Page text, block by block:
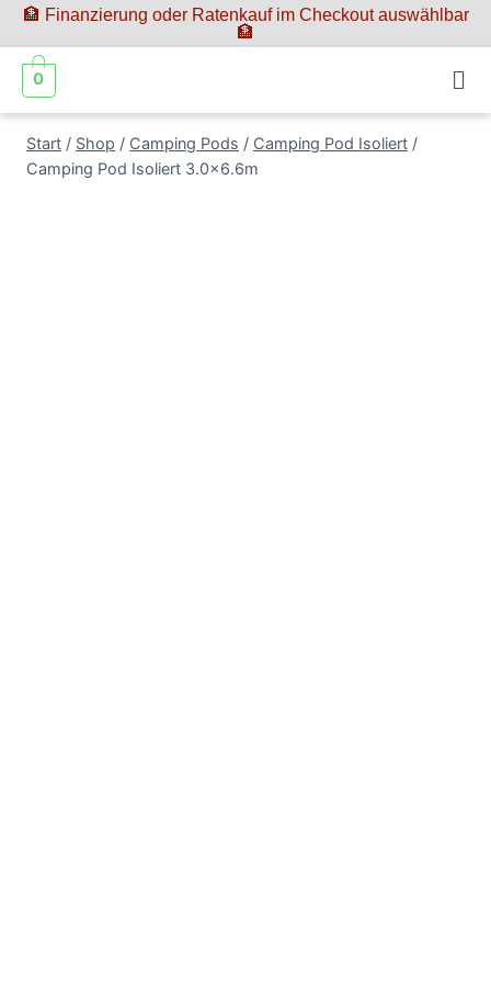
🏦 Finanzierung oder Ratenkauf im Checkout auswählbar
🏦
0
Start / Shop / Camping Pods / Camping Pod Isoliert /
Camping Pod Isoliert 3.0×6.6m